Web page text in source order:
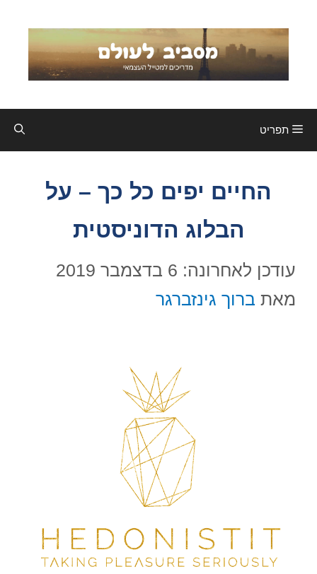
לתוכן
תפריט
החיים יפים כל כך – על
הבלוג הדוניסטית
עודכן לאחרונה: 6 בדצמבר 2019
מאת ברוך גינזברגר